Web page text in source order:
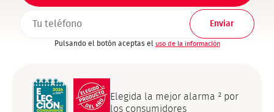
Pulsando el botón aceptas el uso de la información
Elegida la mejor alarma ² por
los consumidores